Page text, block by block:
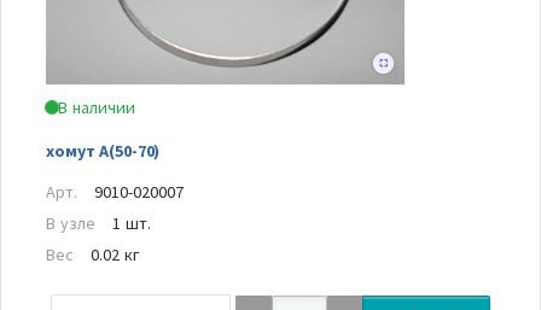
В наличии
хомут A(50-70)
Арт.
9010-020007
В узле
1 шт.
Вес
0.02 кг